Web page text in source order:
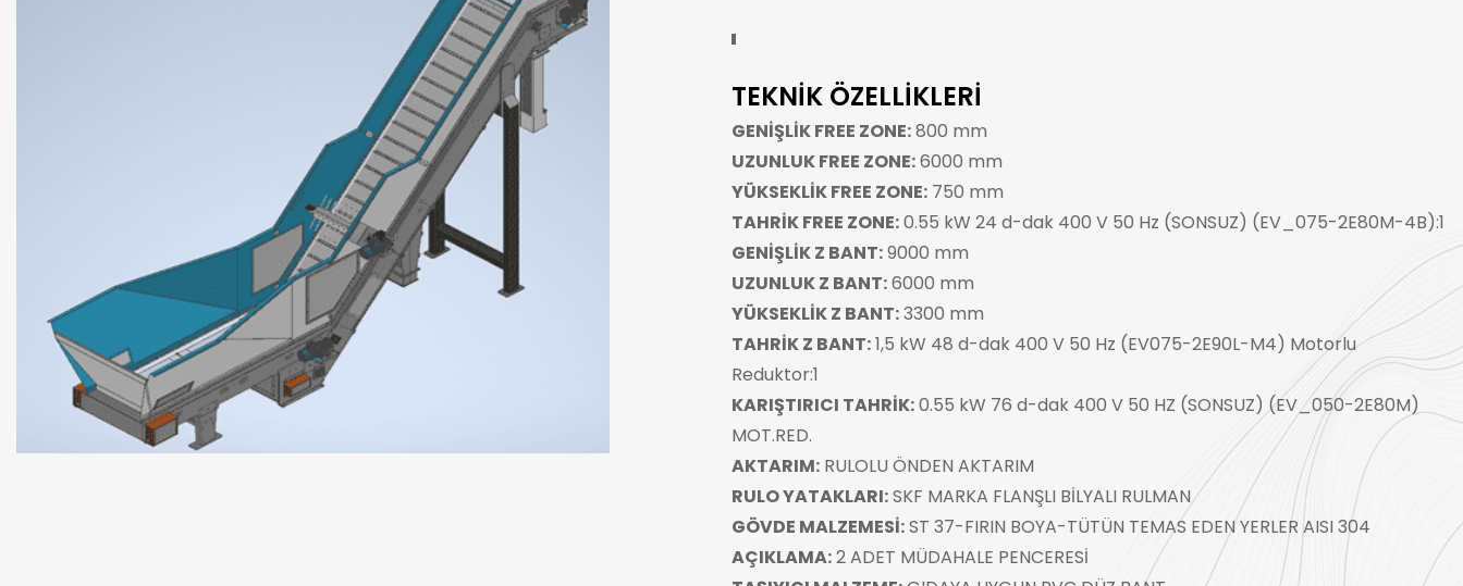
TEKNİK ÖZELLİKLERİ
GENİŞLİK FREE ZONE:800 mm
UZUNLUK FREE ZONE:6000 mm
YÜKSEKLİK FREE ZONE: 750 mm
TAHRİK FREE ZONE:0.55 kW 24 d-dak 400 V 50 Hz (SONSUZ) (EV_075-2E80M-4B):1
GENİŞLİK Z BANT:9000 mm
UZUNLUK Z BANT:6000 mm
YÜKSEKLİK Z BANT:3300 mm
TAHRİK Z BANT:1,5 kW 48 d-dak 400 V 50 Hz (EV075-2E90L-M4) Motorlu
Reduktor:1
KARIŞTIRICI TAHRİK:0.55 kW 76 d-dak 400 V 50 HZ (SONSUZ) (EV_050-2E80M)
MOT.RED.
AKTARIM: RULOLU ÖNDEN AKTARIM
RULO YATAKLARI:SKF MARKA FLANŞLI BİLYALI RULMAN
GÖVDE MALZEMESİ:ST 37-FIRIN BOYA-TÜTÜN TEMAS EDEN YERLER AISI 304
AÇIKLAMA:2 ADET MÜDAHALE PENCERESİ